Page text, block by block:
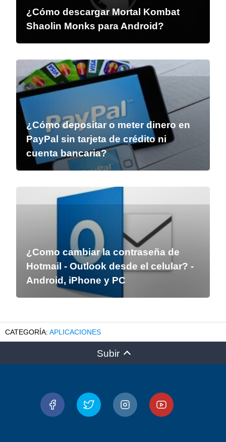
¿Cómo descargar Mortal Kombat
Shaolin Monks para Android?
¿Cómo depositar o meter dinero en
PayPal sin tarjeta de crédito ni
cuenta bancaria?
¿Como cambiar la contraseña de
Hotmail - Outlook desde el celular? -
Android, iPhone y PC
APLICACIONES
Subir